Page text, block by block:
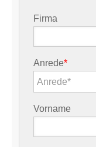
Firma
Anrede*
Anrede*
Vorname